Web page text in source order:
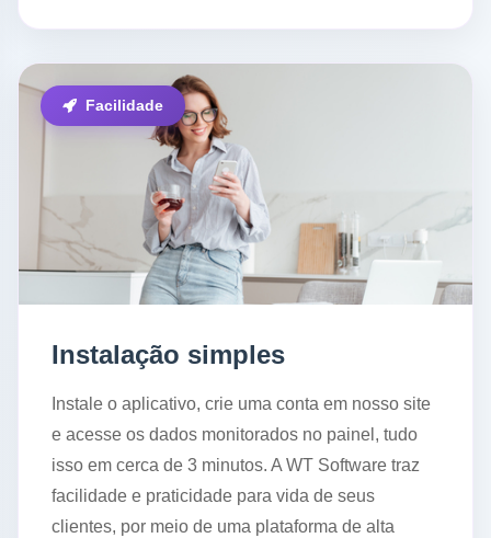
Facilidade
Instalação simples
Instale o aplicativo, crie uma conta em nosso site
e acesse os dados monitorados no painel, tudo
isso em cerca de 3 minutos. A WT Software traz
facilidade e praticidade para vida de seus
clientes, por meio de uma plataforma de alta